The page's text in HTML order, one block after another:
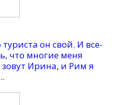
он свой. И все-
что многие меня
Ирина, и Рим я